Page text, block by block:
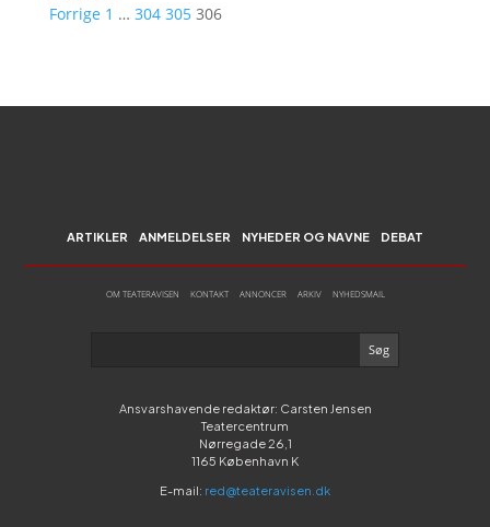
Forrige 1 … 304 305 306
ARTIKLER ANMELDELSER NYHEDER OG NAVNE DEBAT
OM TEATERAVISEN KONTAKT ANNONCER ARKIV NYHEDSMAIL
Ansvarshavende redaktør: Carsten Jensen
Teatercentrum
Nørregade 26,1
1165 København K
E-mail: red@teateravisen.dk